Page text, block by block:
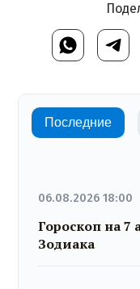
Последние
06.08.2026 18:00
Гороскоп на 7
Зодиака